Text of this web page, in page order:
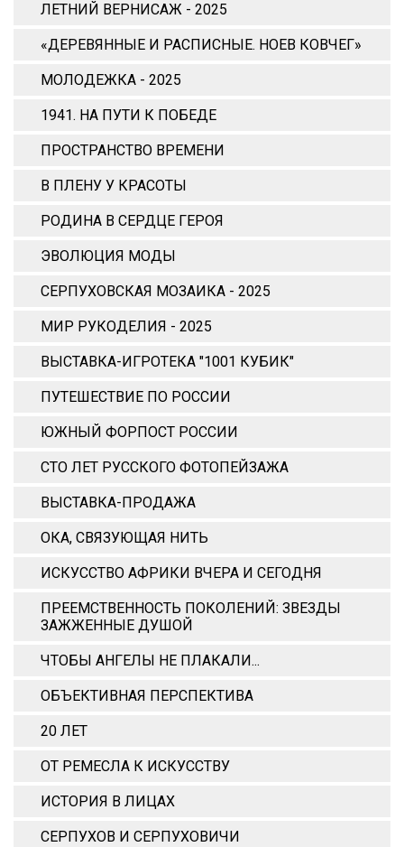
ЛЕТНИЙ ВЕРНИСАЖ - 2025
«ДЕРЕВЯННЫЕ И РАСПИСНЫЕ. НОЕВ КОВЧЕГ»
МОЛОДЕЖКА - 2025
1941. НА ПУТИ К ПОБЕДЕ
ПРОСТРАНСТВО ВРЕМЕНИ
В ПЛЕНУ У КРАСОТЫ
РОДИНА В СЕРДЦЕ ГЕРОЯ
ЭВОЛЮЦИЯ МОДЫ
СЕРПУХОВСКАЯ МОЗАИКА - 2025
МИР РУКОДЕЛИЯ - 2025
ВЫСТАВКА-ИГРОТЕКА "1001 КУБИК"
ПУТЕШЕСТВИЕ ПО РОССИИ
ЮЖНЫЙ ФОРПОСТ РОССИИ
СТО ЛЕТ РУССКОГО ФОТОПЕЙЗАЖА
ВЫСТАВКА-ПРОДАЖА
ОКА, СВЯЗУЮЩАЯ НИТЬ
ИСКУССТВО АФРИКИ ВЧЕРА И СЕГОДНЯ
ПРЕЕМСТВЕННОСТЬ ПОКОЛЕНИЙ: ЗВЕЗДЫ
ЗАЖЖЕННЫЕ ДУШОЙ
ЧТОБЫ АНГЕЛЫ НЕ ПЛАКАЛИ...
ОБЪЕКТИВНАЯ ПЕРСПЕКТИВА
20 ЛЕТ
ОТ РЕМЕСЛА К ИСКУССТВУ
ИСТОРИЯ В ЛИЦАХ
СЕРПУХОВ И СЕРПУХОВИЧИ